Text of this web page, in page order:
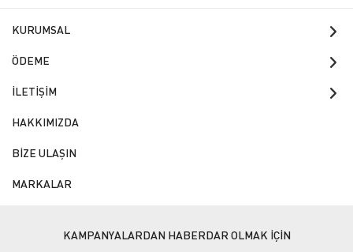
KURUMSAL
ÖDEME
İLETİŞİM
HAKKIMIZDA
BİZE ULAŞIN
MARKALAR
KAMPANYALARDAN HABERDAR OLMAK İÇİN